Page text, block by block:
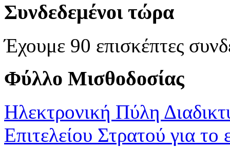
Συνδεδεμένοι τώρα
Έχουμε 90 επισκέπτες
Φύλλο Μισθοδοσίας
Ηλεκτρονική Πύλη
Επιτελείου Στρατού για το